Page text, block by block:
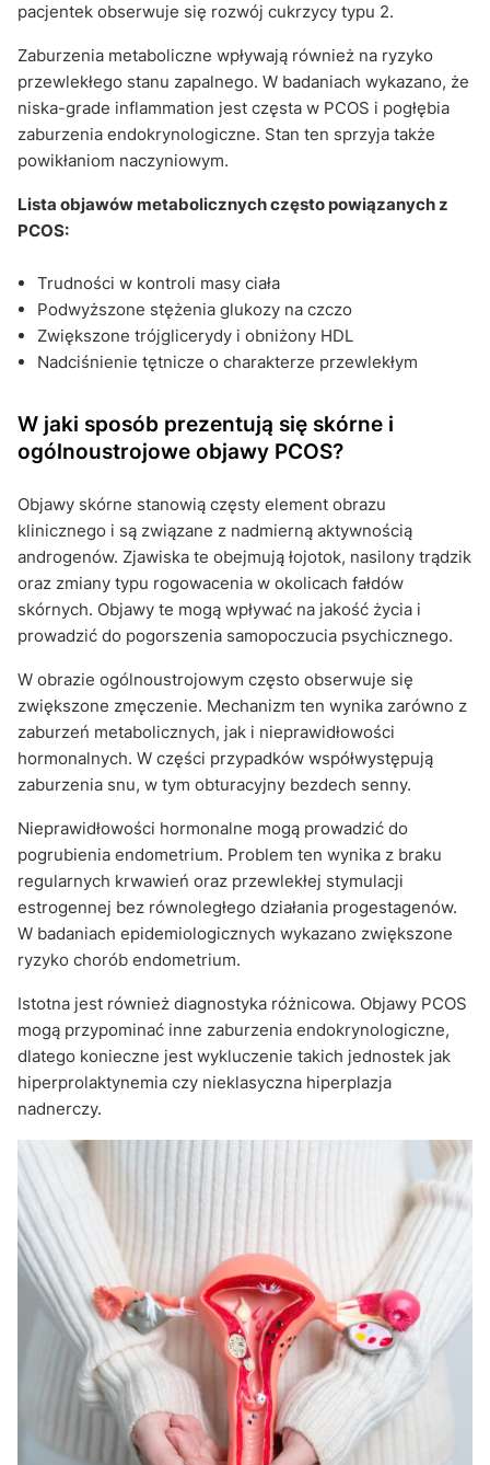
pacjentek obserwuje się rozwój cukrzycy typu 2.
Zaburzenia metaboliczne wpływają również na ryzyko
przewlekłego stanu zapalnego. W badaniach wykazano, że
niska-grade inflammation jest częsta w PCOS i pogłębia
zaburzenia endokrynologiczne. Stan ten sprzyja także
powikłaniom naczyniowym.
Lista objawów metabolicznych często powiązanych z
PCOS:
Trudności w kontroli masy ciała
Podwyższone stężenia glukozy na czczo
Zwiększone trójglicerydy i obniżony HDL
Nadciśnienie tętnicze o charakterze przewlekłym
W jaki sposób prezentują się skórne i
ogólnoustrojowe objawy PCOS?
Objawy skórne stanowią częsty element obrazu
klinicznego i są związane z nadmierną aktywnością
androgenów. Zjawiska te obejmują łojotok, nasilony trądzik
oraz zmiany typu rogowacenia w okolicach fałdów
skórnych. Objawy te mogą wpływać na jakość życia i
prowadzić do pogorszenia samopoczucia psychicznego.
W obrazie ogólnoustrojowym często obserwuje się
zwiększone zmęczenie. Mechanizm ten wynika zarówno z
zaburzeń metabolicznych, jak i nieprawidłowości
hormonalnych. W części przypadków współwystępują
zaburzenia snu, w tym obturacyjny bezdech senny.
Nieprawidłowości hormonalne mogą prowadzić do
pogrubienia endometrium. Problem ten wynika z braku
regularnych krwawień oraz przewlekłej stymulacji
estrogennej bez równoległego działania progestagenów.
W badaniach epidemiologicznych wykazano zwiększone
ryzyko chorób endometrium.
Istotna jest również diagnostyka różnicowa. Objawy PCOS
mogą przypominać inne zaburzenia endokrynologiczne,
dlatego konieczne jest wykluczenie takich jednostek jak
hiperprolaktynemia czy nieklasyczna hiperplazja
nadnerczy.